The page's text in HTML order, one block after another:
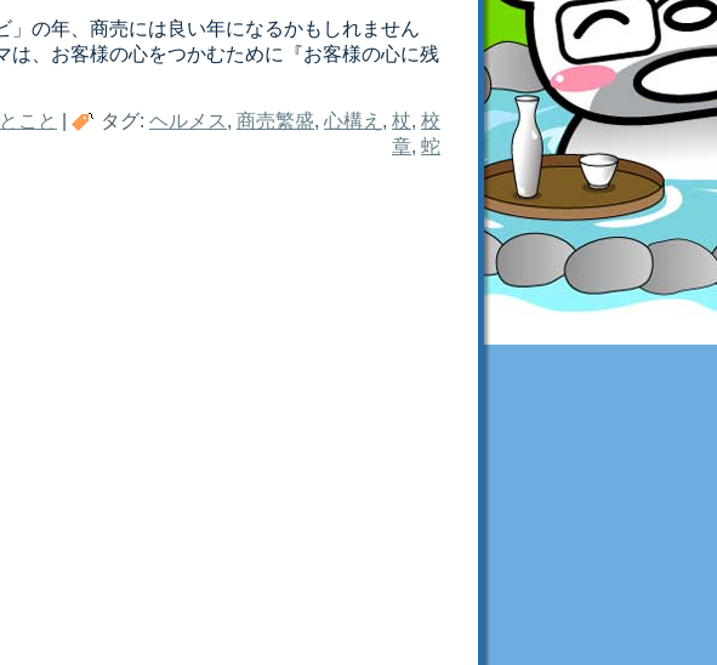
」の年、商売には良い年になるかもしれません
は、お客様の心をつかむために『お客様の心に残
こと タグ: ヘルメス , 商売繁盛, 心構え , 杖, 校
章, 蛇